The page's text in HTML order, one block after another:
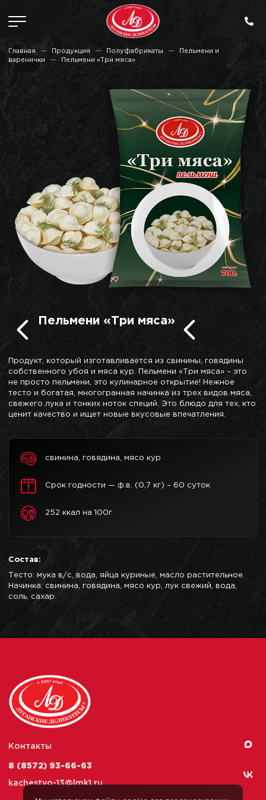
Главная Продукция Полуфабрикаты
Пельмени и
варенички
Пельмени «Три мяса»
Пельмени «Три мяса»
Продукт, который изготавливается из свинины, говядины
собственного убоя и мяса кур. Пельмени «Три мяса» – это
не просто пельмени, это кулинарное открытие! Нежное
тесто и богатая, многогранная начинка из трех видов мяса,
свежего лука и тонких ноток специй. Это блюдо для тех, кто
ценит качество и ищет новые вкусовые впечатления.
свинина, говядина, мясо кур
Срок годности — ф.в. (0,7 кг) – 60 суток
252 ккал на 100г
Состав:
Тесто: мука в/с, вода, яйца куриные, масло растительное.
Начинка: свинина, говядина, мясо кур, лук свежий, вода,
соль, сахар.
Контакты
8 (8572) 93-66-63
kachestvo-13@lmk1.ru